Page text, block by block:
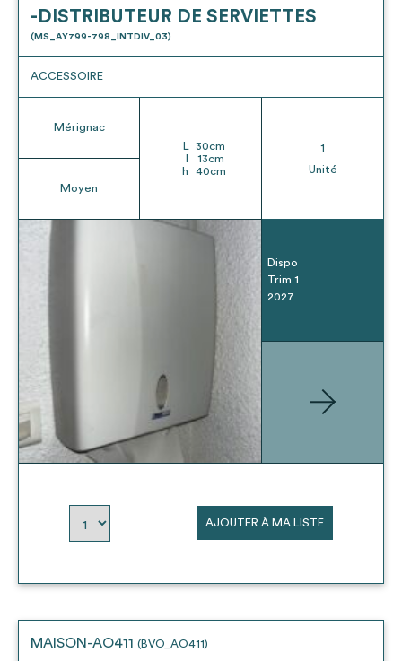
-DISTRIBUTEUR DE SERVIETTES
(MS_AY799-798_INTDIV_03)
ACCESSOIRE
Mérignac
Moyen
L 30cm
13cm
h
40cm
1
Unité
Dispo
Trim 1
2027
AJOUTER À MA LISTE
MAISON-AO411 (BVO_AO411)